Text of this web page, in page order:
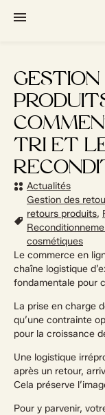
principal
TRI ET
Actualités
Gestion des
retours produits,
cosmétiques
Le commerce en
chaîne logistique
fondamentale pour
La prise en charge
qu’une contrainte
pour la croissance
Une logistique
après un retour,
Cela préserve
Pour y parvenir,